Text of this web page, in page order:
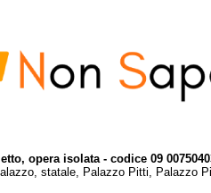
opera isolata - codice 09
statale, Palazzo Pitti, Palazzo